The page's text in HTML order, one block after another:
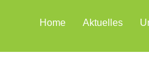
Home Aktuelles